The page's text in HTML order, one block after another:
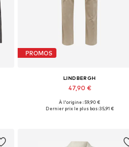
PROMOS
LINDBERGH
47,90 €
Disponible en plusieurs tailles
À l'origine : 59,90 €
Dernier prix le plus bas :35,91 €